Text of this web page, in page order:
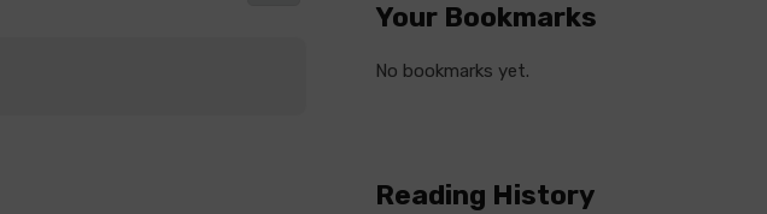
Your Bookmarks
No bookmarks yet.
Reading History